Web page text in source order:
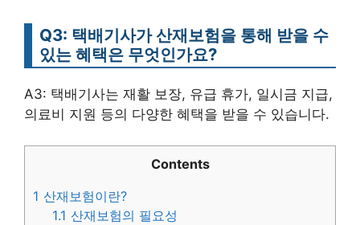
Q3: 택배기사가 산재보험을 통해 받을 수
있는 혜택은 무엇인가요?
A3: 택배기사는 재활 보장, 유급 휴가, 일시금 지급,
의료비 지원 등의 다양한 혜택을 받을 수 있습니다.
Contents
1 산재보험이란?
1.1 산재보험의 필요성